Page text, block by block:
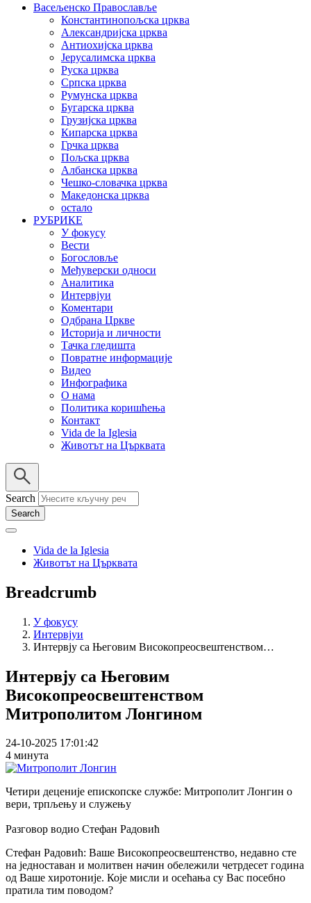
Васељенско Православље
Константинопољска црква
Александријска црква
Антиохијска црква
Јерусалимска црква
Руска црква
Српска црква
Румунска црква
Бугарска црква
Грузијска црква
Кипарска црква
Грчка црква
Пољска црква
Албанска црква
Чешко-словачка црква
Македонска црква
остало
РУБРИКЕ
У фокусу
Вести
Богословље
Међуверски односи
Аналитика
Интервјуи
Коментари
Одбрана Цркве
Историја и личности
Тачка гледишта
Повратне информације
Видео
Инфографика
О нама
Политика коришћења
Контакт
Vida de la Iglesia
Животът на Църквата
Search
Vida de la Iglesia
Животът на Църквата
Breadcrumb
У фокусу
Интервјуи
Интервју са Његовим Високопреосвештенством…
Интервју са Његовим
Високопреосвештенством
Митрополитом Лонгином
24-10-2025 17:01:42
4 минута
Четири деценије епископске службе: Митрополит Лонгин о
вери, трпљењу и служењу
Разговор водио Стефан Радовић
Стефан Радовић: Ваше Високопреосвештенство, недавно сте
на једноставан и молитвен начин обележили четрдесет година
од Ваше хиротоније. Које мисли и осећања су Вас посебно
пратила тим поводом?